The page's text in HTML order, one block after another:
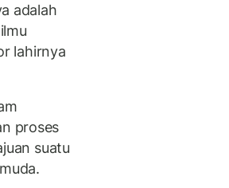
adalah
lahirnya
proses
suatu